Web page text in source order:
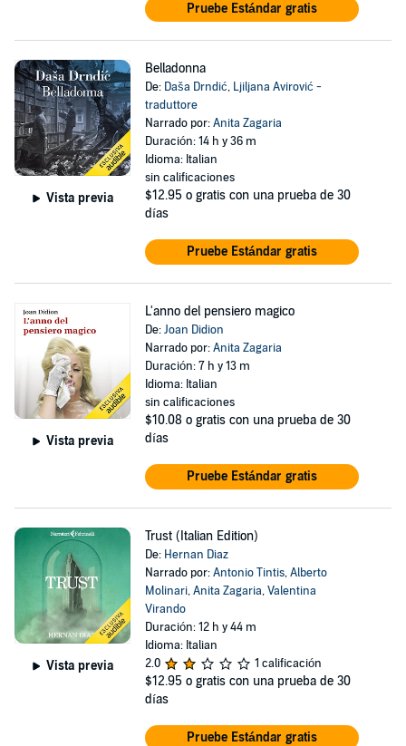
Pruebe Estándar gratis
Vista previa
Belladonna
De: Daša Drndić, Ljiljana Avirović -
traduttore
Narrado por:Anita Zagaria
Duración: 14 h y 36 m
Idioma: Italian
sin calificaciones
$12.95 o gratis con una prueba de 30
días
Pruebe Estándar gratis
Vista previa
L'anno del pensiero magico
De:Joan Didion
Narrado por:Anita Zagaria
Duración: 7 h y 13 m
Idioma: Italian
sin calificaciones
$10.08 o gratis con una prueba de 30
días
Pruebe Estándar gratis
Vista previa
Trust (Italian Edition)
De: Hernan Diaz
Narrado por:Antonio Tintis,Alberto
Molinari,Anita Zagaria,Valentina
Virando
Duración: 12 h y 44 m
Idioma: Italian
2.0
1 calificación
$12.95 o gratis con una prueba de 30
días
Pruebe Estándar gratis